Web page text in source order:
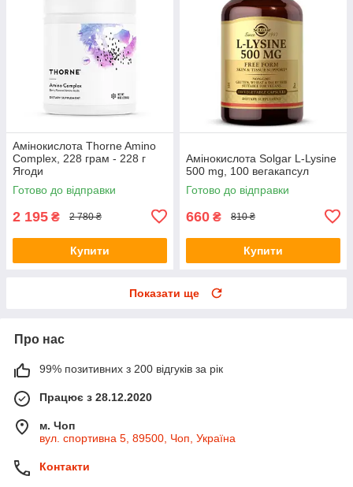
Амінокислота Thorne Amino
Complex, 228 грам - 228 г
Ягоди
Готово до відправки
2 195 ₴ 2 780 ₴
Купити
Амінокислота Solgar L-Lysine
500 mg, 100 вегакапсул
Готово до відправки
660 ₴ 810 ₴
Купити
Показати ще
Про нас
99% позитивних з 200 відгуків за рік
Працює з 28.12.2020
м. Чоп
вул. спортивна 5, 89500, Чоп, Україна
Контакти